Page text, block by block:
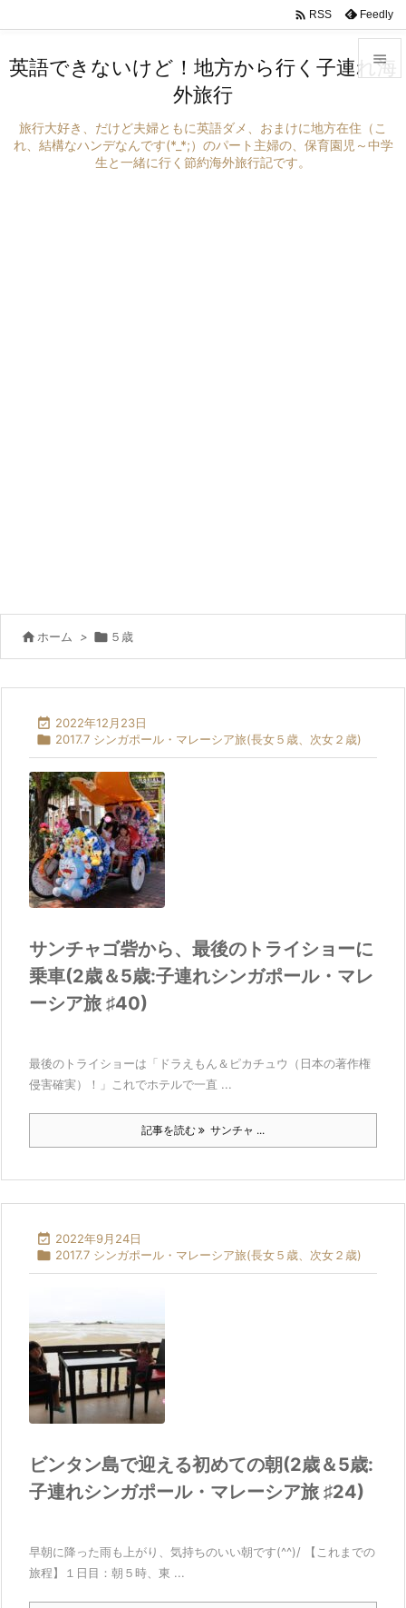


 RSS Feedly
英語できないけど！地方から行く子連れ海
外旅行
旅行大好き、だけど夫婦ともに英語ダメ、おまけに地方在住（こ
れ、結構なハンデなんです(*_*;）のパート主婦の、保育園児～中学
生と一緒に行く節約海外旅行記です。
 ホーム >  ５歳
 2022年12月23日
 2017.7 シンガポール・マレーシア旅(長女５歳、次女２歳)
サンチャゴ砦から、最後のトライショーに
乗車(2歳＆5歳:子連れシンガポール・マレ
ーシア旅 ♯40)
最後のトライショーは「ドラえもん＆ピカチュウ（日本の著作権
侵害確実）！」これでホテルで一直 ...
記事を読む サンチャ ...
 2022年9月24日
 2017.7 シンガポール・マレーシア旅(長女５歳、次女２歳)
ビンタン島で迎える初めての朝(2歳＆5歳:
子連れシンガポール・マレーシア旅 ♯24)
早朝に降った雨も上がり、気持ちのいい朝です(^^)/ 【これまでの
旅程】１日目：朝５時、東 ...